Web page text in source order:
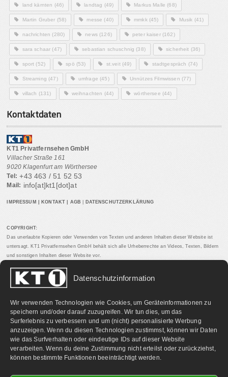
Datenschutzinformation
Wir verwenden Technologien wie Cookies, um Geräteinformationen zu
speichern und/oder darauf zuzugreifen. Wir tun dies, um das
Surferlebnis zu verbessern und um (nicht) personalisierte Werbung
anzuzeigen. Wenn du diesen Technologien zustimmst, können wir Daten
wie das Surfverhalten oder eindeutige IDs auf dieser Website
verarbeiten. Wenn du deine Zustimmung nicht erteilst oder zurückziehst,
können bestimmte Funktionen beeinträchtigt werden.
land kärnten (46) landtag (49) Markus Malle (68)
Martin Gruber (58) messe (40) mmkk(45) Musik (41)
nachrichten (280) news(126) peter kaiser(162)
sara schaar (47) sebastian schuschnig (38) sicherheit (36)
sport (52) spö (53) st.veit(49) stadtgespräch (74)
Streaming (47) umfrage (45) Unnützes Filmwissen (77)
villach (131) weihnachten (44) wörthersee (44)
Kontaktdaten
KT1 Privatfernsehen GmbH
Villacher Straße 161
9020 Klagenfurt am Wörthersee
Tel: +43 463 / 51 52 53
Mail: info[at]kt1[dot]at
IMPRESSUM KONTAKT AGB DATENSCHUTZERKLÄRUNG
COPYRIGHT:
Das unerlaubte Kopieren oder Verwenden von Texten und anderen Inhalten dieser Website ist
untersagt. KT1 Privatfernsehen GmbH behält sich alle Urheberrechte an Videos, Texten, Bildern
und sonstigen Inhalten dieser Website vor.
PARTNERLINKS: